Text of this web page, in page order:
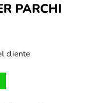
PARCHI
cliente